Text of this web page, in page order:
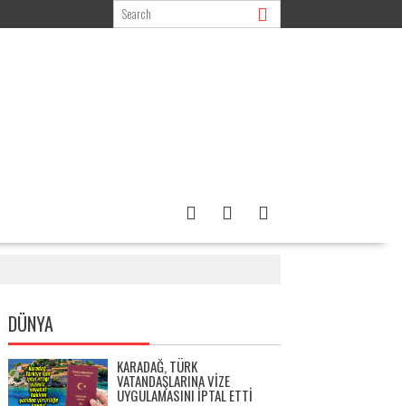
DÜNYA
KARADAĞ, TÜRK
VATANDAŞLARINA VIZE
UYGULAMASINI IPTAL ETTI